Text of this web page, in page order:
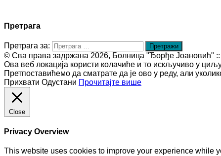
Претрага
Претрага за:
© Сва права задржана 2026, Болница "Ђорђе Јоановић" ::
Ова веб локација користи колачиће и то искључиво у
Претпоставићемо да сматрате да је ово у реду, али
Прихвати Одустани Прочитајте више
Close
Privacy Overview
This website uses cookies to improve your experience while